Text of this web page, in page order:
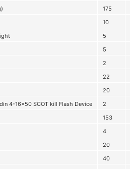
175
10
5
5
2
22
20
4-16x50 SCOT kill Flash Device 2
153
4
20
40